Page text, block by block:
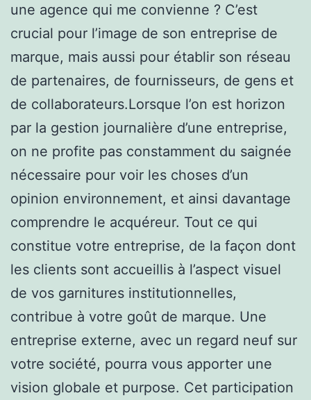
une agence qui me convienne ? C’est
crucial pour l’image de son entreprise de
marque, mais aussi pour établir son réseau
de partenaires, de fournisseurs, de gens et
de collaborateurs.Lorsque l’on est horizon
par la gestion journalière d’une entreprise,
on ne profite pas constamment du saignée
nécessaire pour voir les choses d’un
opinion environnement, et ainsi davantage
comprendre le acquéreur. Tout ce qui
constitue votre entreprise, de la façon dont
les clients sont accueillis à l’aspect visuel
de vos garnitures institutionnelles,
contribue à votre goût de marque. Une
entreprise externe, avec un regard neuf sur
votre société, pourra vous apporter une
vision globale et purpose. Cet participation